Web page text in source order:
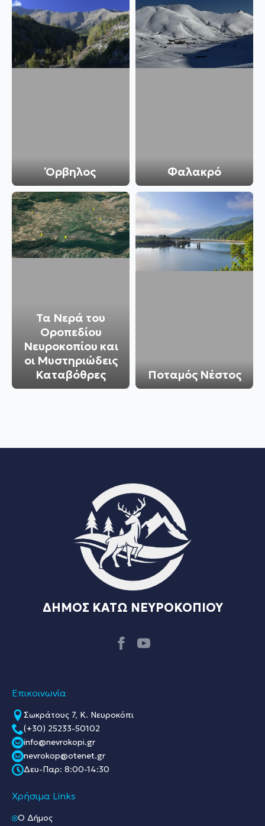
Όρβηλος Φαλακρό
Τα Νερά του
Οροπεδίου
Νευροκοπίου και
οι Μυστηριώδεις
Καταβόθρες
Ποταμός Νέστος
ΔΗΜΟΣ ΚΑΤΩ ΝΕΥΡΟΚΟΠΙΟΥ
Επικοινωνία
Σωκράτους 7, Κ. Νευροκόπι
(+30) 25233-50102
info@nevrokopi.gr
nevrokop@otenet.gr
Δευ-Παρ: 8:00-14:30
Χρήσιμα Links
O Δήμος